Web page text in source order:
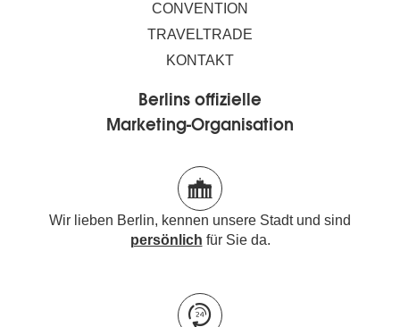
CONVENTION
TRAVELTRADE
KONTAKT
Berlins offizielle
Marketing-Organisation
Wir lieben Berlin, kennen unsere Stadt und sind
persönlich für Sie da.